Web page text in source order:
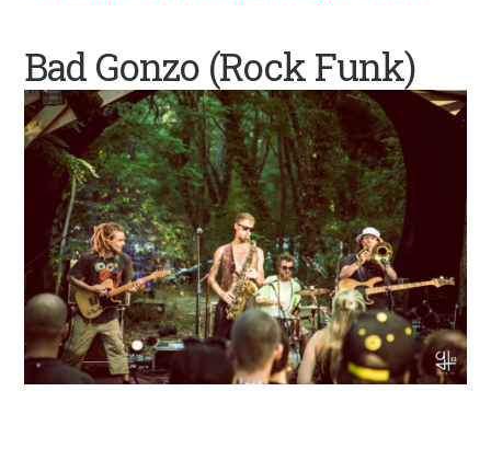
Bad Gonzo (Rock Funk)